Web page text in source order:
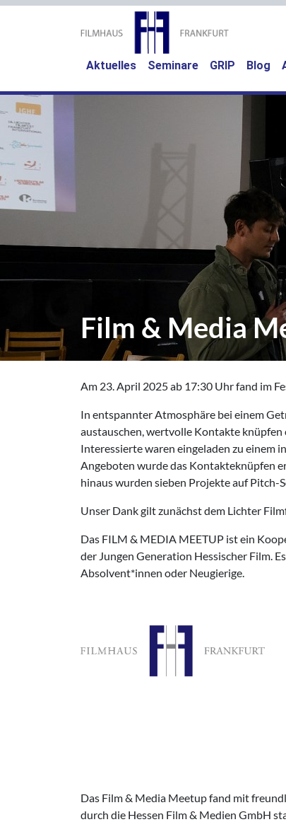
Aktuelles Seminare GRIP Blog
Film & Media
Am 23. April 2025 ab 17:30 Uhr fand im
In entspannter Atmosphäre bei einem
austauschen, wertvolle Kontakte knüpfen
Interessierte waren eingeladen zu
Angeboten wurde das Kontakteknüpfen
hinaus wurden sieben Projekte auf Pitch-
Unser Dank gilt zunächst dem Lichter
Das FILM & MEDIA MEETUP ist ein
der Jungen Generation Hessischer Film.
Absolvent*innen oder Neugierige.
Das Film & Media Meetup fand mit
durch die Hessen Film & Medien GmbH